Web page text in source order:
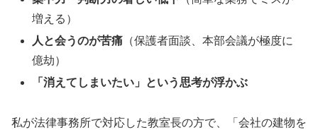
増える）
人と会うのが苦痛 （保護者面談、本部会議が極度に
億劫）
「消えてしまいたい」という思考が浮かぶ
私が法律事務所で対応した教室長の方で、「会社の建物を